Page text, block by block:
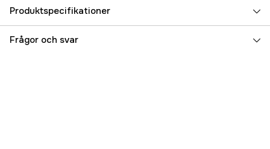
Produktspecifikationer
Drivkälla Batteri
Frågor och svar